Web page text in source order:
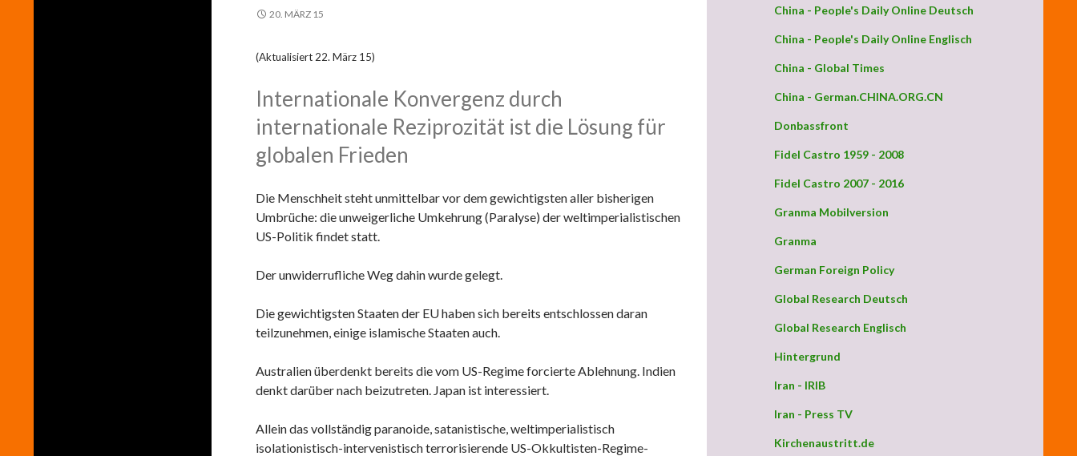
20. MÄRZ 15
(Aktualisiert 22. März 15)
Internationale Konvergenz durch
internationale Reziprozität ist die Lösung für
globalen Frieden
Die Menschheit steht unmittelbar vor dem gewichtigsten aller bisherigen
Umbrüche: die unweigerliche Umkehrung (Paralyse) der weltimperialistischen
US-Politik findet statt.
Der unwiderrufliche Weg dahin wurde gelegt.
Die gewichtigsten Staaten der EU haben sich bereits entschlossen daran
teilzunehmen, einige islamische Staaten auch.
Australien überdenkt bereits die vom US-Regime forcierte Ablehnung. Indien
denkt darüber nach beizutreten. Japan ist interessiert.
Allein das vollständig paranoide, satanistische, weltimperialistisch
isolationistisch-intervenistisch terrorisierende US-Okkultisten-Regime-
China - People's Daily Online Deutsch
China - People's Daily Online Englisch
China - Global Times
China - German.CHINA.ORG.CN
Donbassfront
Fidel Castro 1959 - 2008
Fidel Castro 2007 - 2016
Granma Mobilversion
Granma
German Foreign Policy
Global Research Deutsch
Global Research Englisch
Hintergrund
Iran - IRIB
Iran - Press TV
Kirchenaustritt.de